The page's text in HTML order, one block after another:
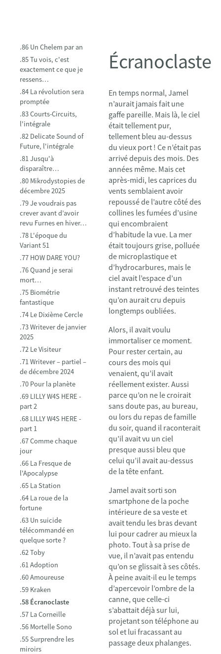
.86 Un Chelem par an
.85 Tu vois, c'est
exactement ce que je
ressens…
.84 La révolution sera
promptée
.83 Courts-Circuits,
l'intégrale
.82 Delicate Sound of
Future, l'intégrale
.81 Jusqu'à
disparaître…
.80 Mikrodystopies de
décembre 2025
.79 Je voudrais pas
crever avant d’avoir
revu Furnes en hiver…
.78 L'époque du
Variant 51
.77 HOW DARE YOU?
.76 Quand je serai
mort…
.75 Biométrie
fantastique
.74 Le Dixième Cercle
.73 Writever de janvier
2025
.72 Le Visiteur
.71 Writever – partiel –
de décembre 2024
.70 Pour la planète
.69 LILLY W4S HERE -
part 2
.68 LILLY W4S HERE -
part 1
.67 Comme chaque
jour
.66 La Fresque de
l'Apocalypse
.65 La Station
.64 La roue de la
fortune
.63 Un suicide
télécommandé en
quelque sorte ?
.62 Toby
.61 Adoption
.60 Amoureuse
.59 Kraken
.58 Écranoclaste
.57 La Corneille
.56 Mortelle Sono
.55 Surprendre les
miroirs
Écranoclaste
En temps normal, Jamel
n’aurait jamais fait une
gaffe pareille. Mais là, le ciel
était tellement pur,
tellement bleu au-dessus
du vieux port ! Ce n’était pas
arrivé depuis des mois. Des
années même. Mais cet
après-midi, les caprices du
vents semblaient avoir
repoussé de l’autre côté des
collines les fumées d’usine
qui encombraient
d’habitude la vue. La mer
était toujours grise, polluée
de microplastique et
d’hydrocarbures, mais le
ciel avait l’espace d’un
instant retrouvé des teintes
qu’on aurait cru depuis
longtemps oubliées.
Alors, il avait voulu
immortaliser ce moment.
Pour rester certain, au
cours des mois qui
venaient, qu’il avait
réellement exister. Aussi
parce qu’on ne le croirait
sans doute pas, au bureau,
ou lors du repas de famille
du soir, quand il raconterait
qu’il avait vu un ciel
presque aussi bleu que
celui qu’il avait au-dessus
de la tête enfant.
Jamel avait sorti son
smartphone de la poche
intérieure de sa veste et
avait tendu les bras devant
lui pour cadrer au mieux la
photo. Tout à sa prise de
vue, il n’avait pas entendu
qu’on se glissait à ses côtés.
À peine avait-il eu le temps
d’apercevoir l’ombre de la
canne, que celle-ci
s’abattait déjà sur lui,
projetant son téléphone au
sol et lui fracassant au
passage deux phalanges.